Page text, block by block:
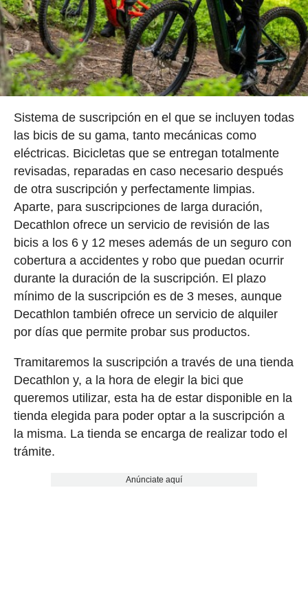
Sistema de suscripción en el que se incluyen todas
las bicis de su gama, tanto mecánicas como
eléctricas. Bicicletas que se entregan totalmente
revisadas, reparadas en caso necesario después
de otra suscripción y perfectamente limpias.
Aparte, para suscripciones de larga duración,
Decathlon ofrece un servicio de revisión de las
bicis a los 6 y 12 meses además de un seguro con
cobertura a accidentes y robo que puedan ocurrir
durante la duración de la suscripción. El plazo
mínimo de la suscripción es de 3 meses, aunque
Decathlon también ofrece un servicio de alquiler
por días que permite probar sus productos.
Tramitaremos la suscripción a través de una tienda
Decathlon y, a la hora de elegir la bici que
queremos utilizar, esta ha de estar disponible en la
tienda elegida para poder optar a la suscripción a
la misma. La tienda se encarga de realizar todo el
trámite.
Anúnciate aquí